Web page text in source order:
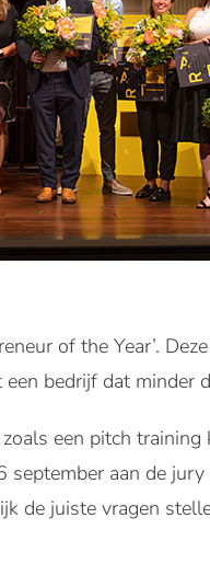
of the Year’.
bedrijf dat minder
een pitch
aan de
de juiste vragen